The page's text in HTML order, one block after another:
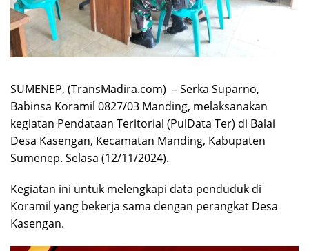
SUMENEP, (TransMadira.com) – Serka Suparno,
Babinsa Koramil 0827/03 Manding, melaksanakan
kegiatan Pendataan Teritorial (PulData Ter) di Balai
Desa Kasengan, Kecamatan Manding, Kabupaten
Sumenep. Selasa (12/11/2024).
Kegiatan ini untuk melengkapi data penduduk di
Koramil yang bekerja sama dengan perangkat Desa
Kasengan.